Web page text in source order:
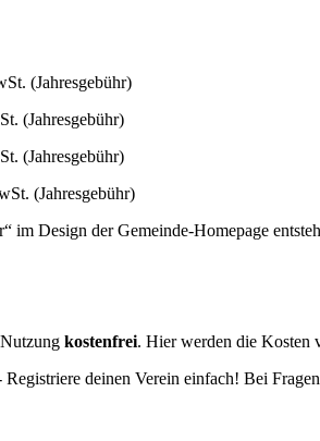
im Design der Gemeinde-Homepage
kostenfrei. Hier werden die Kosten
deinen Verein einfach! Bei